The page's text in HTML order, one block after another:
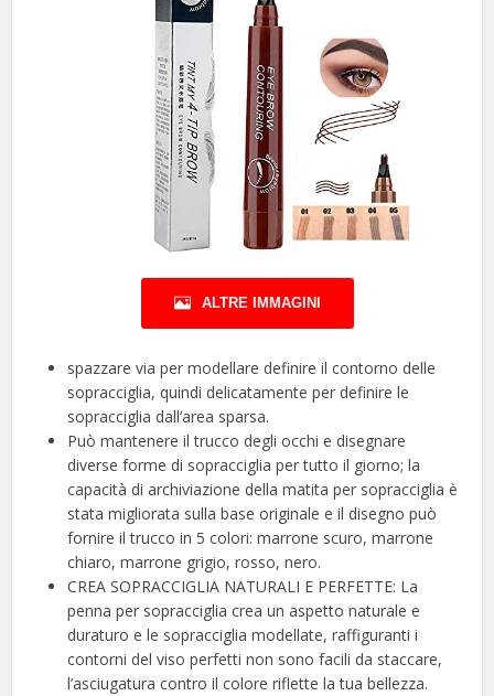
ALTRE IMMAGINI
spazzare via per modellare definire il contorno delle
sopracciglia, quindi delicatamente per definire le
sopracciglia dall’area sparsa.
Può mantenere il trucco degli occhi e disegnare
diverse forme di sopracciglia per tutto il giorno; la
capacità di archiviazione della matita per sopracciglia è
stata migliorata sulla base originale e il disegno può
fornire il trucco in 5 colori: marrone scuro, marrone
chiaro, marrone grigio, rosso, nero.
CREA SOPRACCIGLIA NATURALI E PERFETTE: La
penna per sopracciglia crea un aspetto naturale e
duraturo e le sopracciglia modellate, raffiguranti i
contorni del viso perfetti non sono facili da staccare,
l’asciugatura contro il colore riflette la tua bellezza.